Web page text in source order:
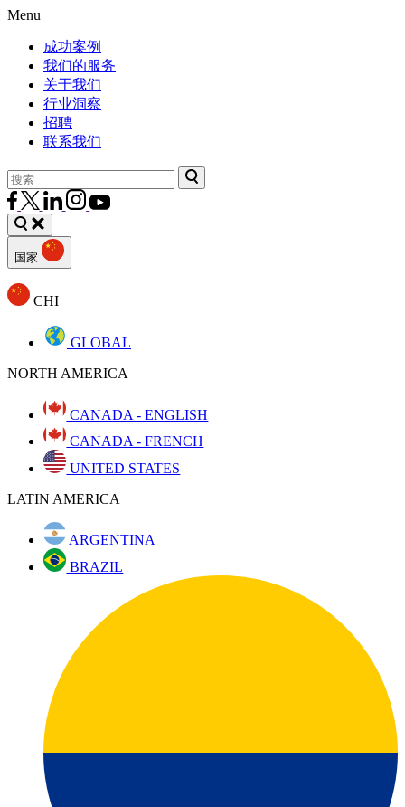
Menu
成功案例
我们的服务
关于我们
行业洞察
招聘
联系我们
国家
CHI
GLOBAL
NORTH AMERICA
CANADA - ENGLISH
CANADA - FRENCH
UNITED STATES
LATIN AMERICA
ARGENTINA
BRAZIL